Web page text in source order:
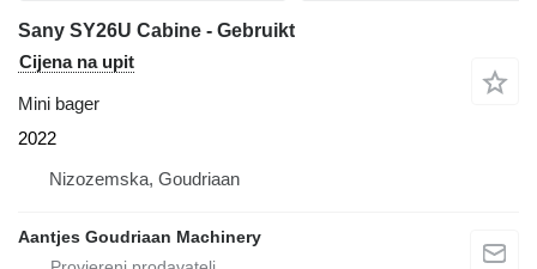
Sany SY26U Cabine - Gebruikt
Cijena na upit
Mini bager
2022
Nizozemska, Goudriaan
Aantjes Goudriaan Machinery